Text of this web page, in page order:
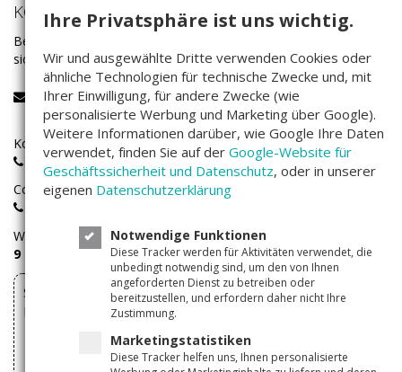
KONTAKT
Bei Fragen rund um das Investieren auf Companisto wenden Sie
sich bitte an unser Service-Team:
service@companisto.com
Kostenlose Rufnummer für Investoren aus Deutschland:
0800 - 100 267 0
Companisto-Servicerufnummer:
Wir sind
Montags bis Freitagsvon
9 – 17 Uhr
für Sie erreichbar.
Sie können Ihre über Companisto abgeschlossenen
Investments hier widerrufen
Vertrag widerrufen
Ihre Privatsphäre ist uns wichtig.
Wir und ausgewählte Dritte verwenden Cookies oder
ähnliche Technologien für technische Zwecke und, mit
Ihrer Einwilligung, für andere Zwecke (wie
personalisierte Werbung und Marketing über Google).
Weitere Informationen darüber, wie Google Ihre Daten
verwendet, finden Sie auf der Google-Website für
Geschäftssicherheit und Datenschutz, oder in unserer
eigenen Datenschutzerklärung
Notwendige Funktionen
Diese Tracker werden für Aktivitäten verwendet, die
unbedingt notwendig sind, um den von Ihnen
angeforderten Dienst zu betreiben oder
bereitzustellen, und erfordern daher nicht Ihre
Zustimmung.
Marketingstatistiken
Diese Tracker helfen uns, Ihnen personalisierte